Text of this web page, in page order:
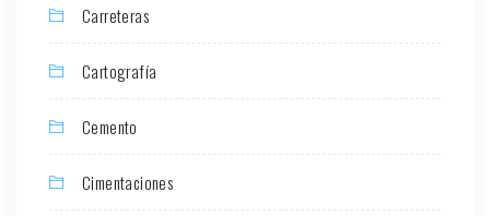
Carreteras
Cartografía
Cemento
Cimentaciones